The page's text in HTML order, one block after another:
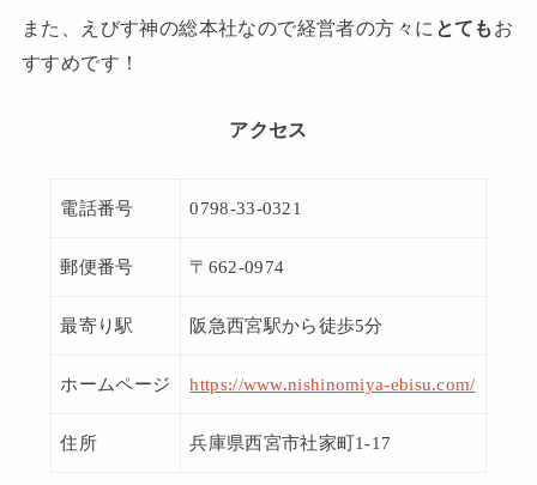
また、えびす神の総本社なので経営者の方々に とても お
すすめです！
アクセス
電話番号 0798-33-0321
郵便番号 〒662-0974
最寄り駅 阪急西宮駅から徒歩5分
ホームページ https://www.nishinomiya-ebisu.com/
住所 兵庫県西宮市社家町1-17